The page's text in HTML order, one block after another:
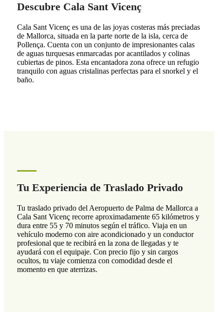
Descubre Cala Sant Vicenç
Cala Sant Vicenç es una de las joyas costeras más preciadas
de Mallorca, situada en la parte norte de la isla, cerca de
Pollença. Cuenta con un conjunto de impresionantes calas
de aguas turquesas enmarcadas por acantilados y colinas
cubiertas de pinos. Esta encantadora zona ofrece un refugio
tranquilo con aguas cristalinas perfectas para el snorkel y el
baño.
Tu Experiencia de Traslado Privado
Tu traslado privado del Aeropuerto de Palma de Mallorca a
Cala Sant Vicenç recorre aproximadamente 65 kilómetros y
dura entre 55 y 70 minutos según el tráfico. Viaja en un
vehículo moderno con aire acondicionado y un conductor
profesional que te recibirá en la zona de llegadas y te
ayudará con el equipaje. Con precio fijo y sin cargos
ocultos, tu viaje comienza con comodidad desde el
momento en que aterrizas.